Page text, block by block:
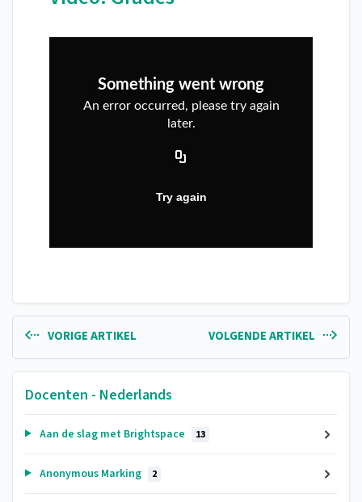
VORIGE ARTIKEL VOLGENDE ARTIKEL
Docenten - Nederlands
Aan de slag met Brightspace 13
Anonymous Marking 2